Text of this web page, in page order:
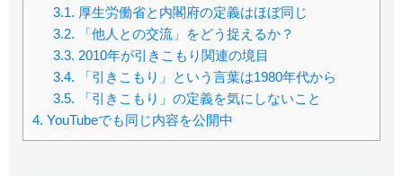
3.1. 厚生労働省と内閣府の定義はほぼ同じ
3.2. 「他人との交流」をどう捉えるか？
3.3. 2010年が引きこもり関連の境目
3.4. 「引きこもり」という言葉は1980年代から
3.5. 「引きこもり」の定義を気にしないこと
4. YouTubeでも同じ内容を公開中